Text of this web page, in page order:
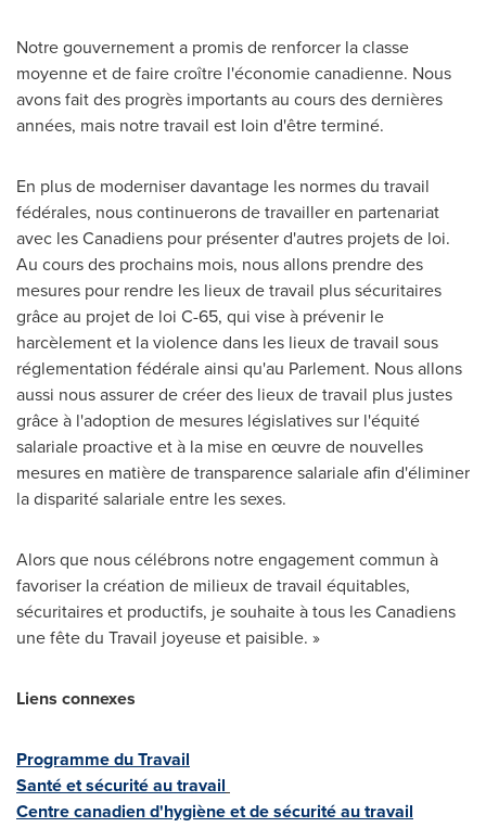
Notre gouvernement a promis de renforcer la classe
moyenne et de faire croître l'économie canadienne. Nous
avons fait des progrès importants au cours des dernières
années, mais notre travail est loin d'être terminé.
En plus de moderniser davantage les normes du travail
fédérales, nous continuerons de travailler en partenariat
avec les Canadiens pour présenter d'autres projets de loi.
Au cours des prochains mois, nous allons prendre des
mesures pour rendre les lieux de travail plus sécuritaires
grâce au projet de loi C-65, qui vise à prévenir le
harcèlement et la violence dans les lieux de travail sous
réglementation fédérale ainsi qu'au Parlement. Nous allons
aussi nous assurer de créer des lieux de travail plus justes
grâce à l'adoption de mesures législatives sur l'équité
salariale proactive et à la mise en œuvre de nouvelles
mesures en matière de transparence salariale afin d'éliminer
la disparité salariale entre les sexes.
Alors que nous célébrons notre engagement commun à
favoriser la création de milieux de travail équitables,
sécuritaires et productifs, je souhaite à tous les Canadiens
une fête du Travail joyeuse et paisible. »
Liens connexes
Programme du Travail
Santé et sécurité au travail
Centre canadien d'hygiène et de sécurité au travail